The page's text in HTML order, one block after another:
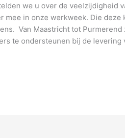
we u over de veelzijdigheid
mee in onze werkweek. Die
Van Maastricht tot
te ondersteunen bij de levering